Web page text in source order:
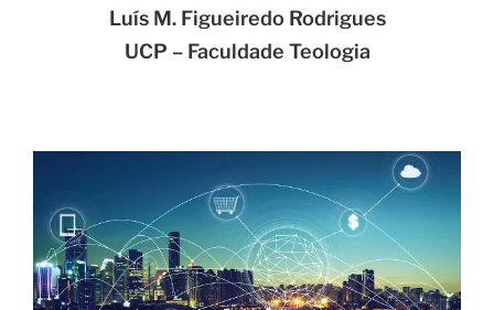
Luís M. Figueiredo Rodrigues
UCP – Faculdade Teologia